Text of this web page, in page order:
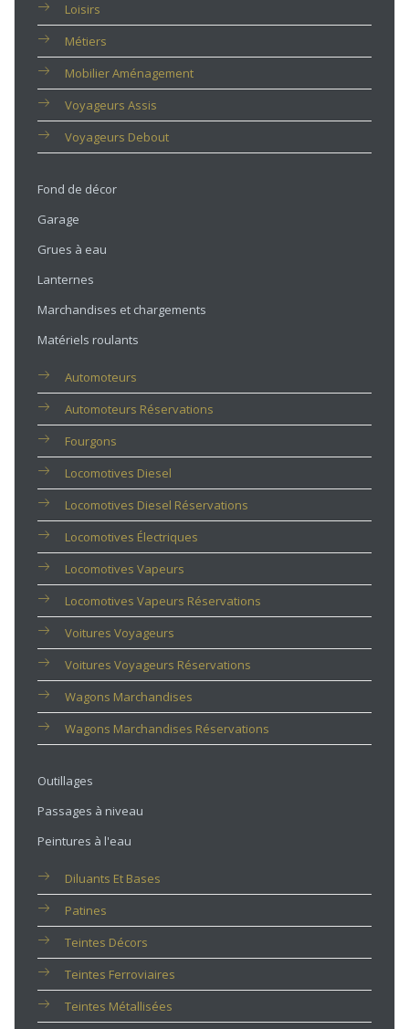
Loisirs
Métiers
Mobilier Aménagement
Voyageurs Assis
Voyageurs Debout
Fond de décor
Garage
Grues à eau
Lanternes
Marchandises et chargements
Matériels roulants
Automoteurs
Automoteurs Réservations
Fourgons
Locomotives Diesel
Locomotives Diesel Réservations
Locomotives Électriques
Locomotives Vapeurs
Locomotives Vapeurs Réservations
Voitures Voyageurs
Voitures Voyageurs Réservations
Wagons Marchandises
Wagons Marchandises Réservations
Outillages
Passages à niveau
Peintures à l'eau
Diluants Et Bases
Patines
Teintes Décors
Teintes Ferroviaires
Teintes Métallisées